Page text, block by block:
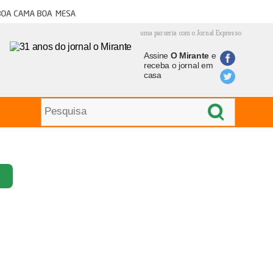
cama boa mesa
uma parceria com o Jornal Expresso
Assine O Mirantee
receba o jornal em
casa